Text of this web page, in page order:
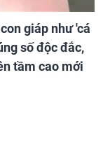
giáp như 'cá
số độc đắc,
tầm cao mới